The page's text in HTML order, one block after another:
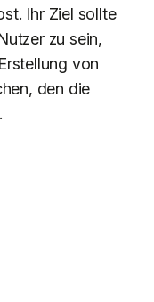
Ihr Ziel sollte
zu sein,
von
den die